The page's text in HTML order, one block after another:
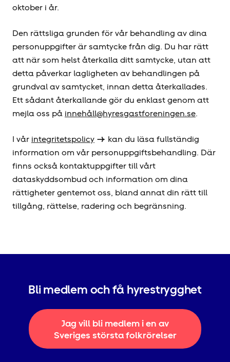
oktober i år.
Den rättsliga grunden för vår behandling av dina
personuppgifter är samtycke från dig. Du har rätt
att när som helst återkalla ditt samtycke, utan att
detta påverkar lagligheten av behandlingen på
grundval av samtycket, innan detta återkallades.
Ett sådant återkallande gör du enklast genom att
mejla oss på innehåll@hyresgastforeningen.se.
I vår integritetspolicy
kan du läsa fullständig
information om vår personuppgiftsbehandling. Där
finns också kontaktuppgifter till vårt
dataskyddsombud och information om dina
rättigheter gentemot oss, bland annat din rätt till
tillgång, rättelse, radering och begränsning.
Bli medlem och få hyrestrygghet
Jag vill bli medlem i en av
Sveriges största folkrörelser